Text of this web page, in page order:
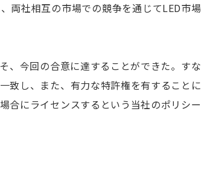
両社相互の市場での競争を通じてLED市場
、今回の合意に達することができた。すな
致し、また、有力な特許権を有することに
合にライセンスするという当社のポリシー